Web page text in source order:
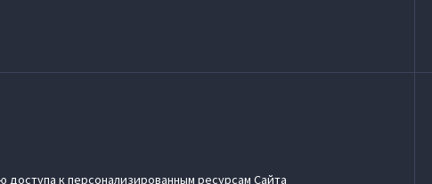
доступа к персонализированным ресурсам Сайта